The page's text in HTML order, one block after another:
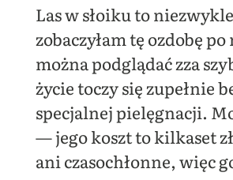
Las w słoiku to
zobaczyłam tę ozdobę
można podglądać zza
życie toczy się zupełnie
specjalnej pielęgnacji.
— jego koszt to kilkaset
ani czasochłonne, więc